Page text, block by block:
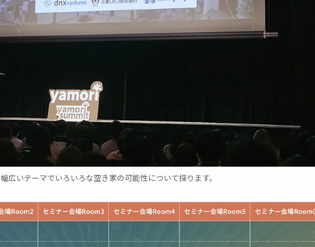
幅広いテーマでいろいろな空き家の可能性について探ります。